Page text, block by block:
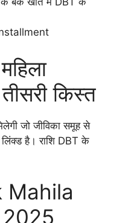
किस्त
जो जीविका समूह से
है। राशि DBT के
Mahila